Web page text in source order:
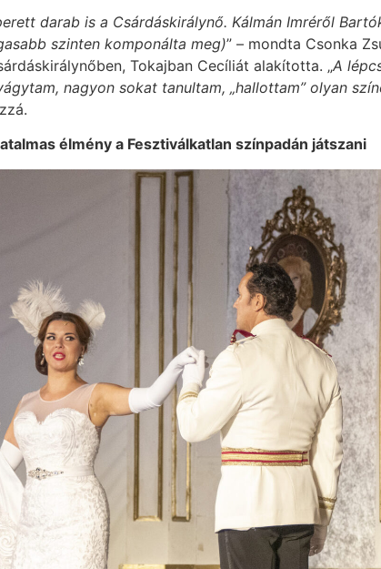
darab is a Csárdáskirálynő. Kálmán Imréről
szinten komponálta meg)” – mondta Csonka
Tokajban Cecíliát alakította. „A
nagyon sokat tanultam, „hallottam” olyan
élmény a Fesztiválkatlan színpadán játszani